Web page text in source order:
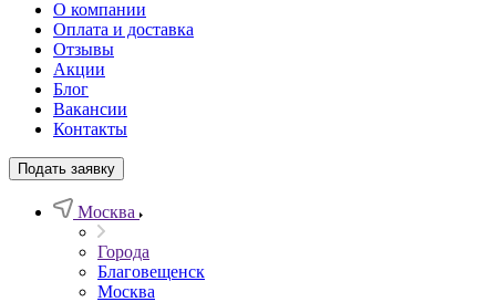
О компании
Оплата и доставка
Отзывы
Акции
Блог
Вакансии
Контакты
Подать заявку
Москва
Города
Благовещенск
Москва